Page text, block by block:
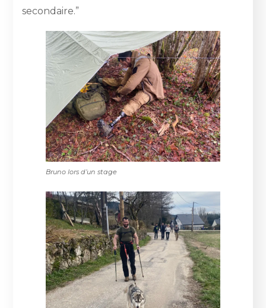
secondaire.”
Bruno lors d’un stage